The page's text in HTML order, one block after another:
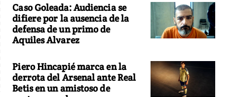
Caso Goleada: Audiencia se
difiere por la ausencia de la
defensa de un primo de
Aquiles Alvarez
Piero Hincapié marca en la
derrota del Arsenal ante Real
Betis en un amistoso de